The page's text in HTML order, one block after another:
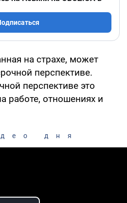
на страхе, может
перспективе.
перспективе это
работе, отношениях и
дня